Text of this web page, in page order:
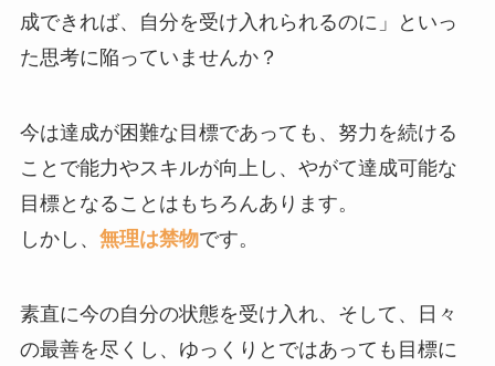
成できれば、自分を受け入れられるのに」といっ
た思考に陥っていませんか？
今は達成が困難な目標であっても、努力を続ける
ことで能力やスキルが向上し、やがて達成可能な
目標となることはもちろんあります。
しかし、 無理は禁物です。
素直に今の自分の状態を受け入れ、そして、日々
の最善を尽くし、ゆっくりとではあっても目標に